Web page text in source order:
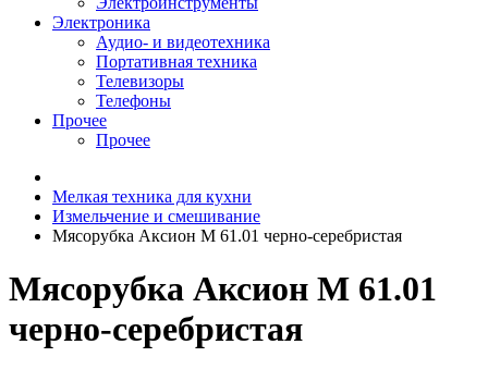
Электроника
Аудио- и видеотехника
Портативная техника
Телевизоры
Телефоны
Прочее
Прочее
Мелкая техника для кухни
Измельчение и смешивание
Мясорубка Аксион М 61.01 черно-серебристая
Мясорубка Аксион М 61.01
черно-серебристая